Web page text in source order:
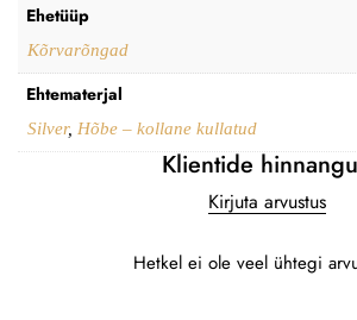
Ehetüüp
Kõrvarõngad
Ehtematerjal
Silver, Hõbe – kollane kullatud
Klientide
Kirjuta arvustus
Hetkel ei ole veel ühtegi